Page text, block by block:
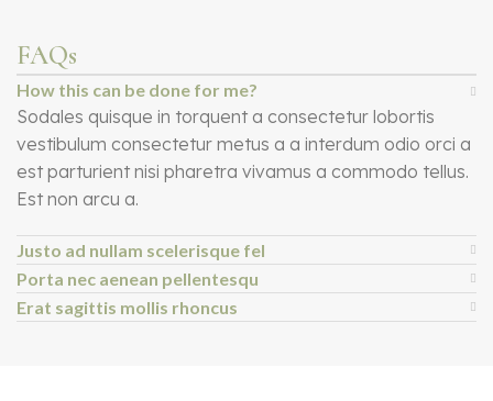
FAQs
How this can be done for me?
Sodales quisque in torquent a consectetur lobortis
vestibulum consectetur metus a a interdum odio orci a
est parturient nisi pharetra vivamus a commodo tellus.
Est non arcu a.
Justo ad nullam scelerisque fel
Porta nec aenean pellentesqu
Erat sagittis mollis rhoncus